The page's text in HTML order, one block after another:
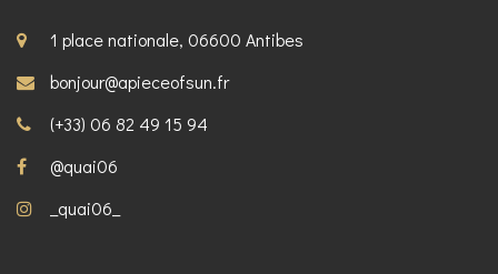
1 place nationale, 06600 Antibes
bonjour@apieceofsun.fr
(+33) 06 82 49 15 94
@quai06
_quai06_